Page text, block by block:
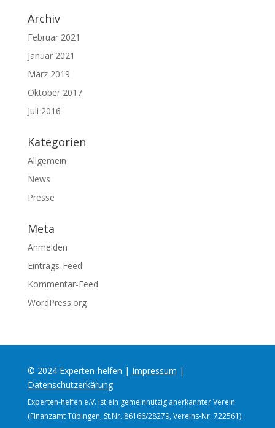
Archiv
Februar 2021
Januar 2021
März 2019
Oktober 2017
Juli 2016
Kategorien
Allgemein
News
Presse
Meta
Anmelden
Eintrags-Feed
Kommentar-Feed
WordPress.org
© 2024 Experten-helfen | Impressum |
Datenschutzerkärung
Experten-helfen e.V. ist ein gemeinnützig anerkannter Verein
(Finanzamt Tübingen, St.Nr. 86166/28279, Vereins-Nr. 722561).